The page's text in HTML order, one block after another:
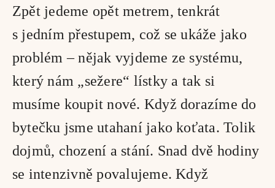
Zpět jedeme opět metrem, tenkrát
s jedním přestupem, což se ukáže jako
problém – nějak vyjdeme ze systému,
který nám „sežere“ lístky a tak si
musíme koupit nové. Když dorazíme do
bytečku jsme utahaní jako koťata. Tolik
dojmů, chození a stání. Snad dvě hodiny
se intenzivně povalujeme. Když